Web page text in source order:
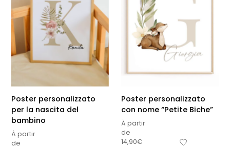
Poster personalizzato
per la nascita del
bambino
À partir
de
Poster personalizzato
con nome “Petite Biche”
À partir
de
14,90€